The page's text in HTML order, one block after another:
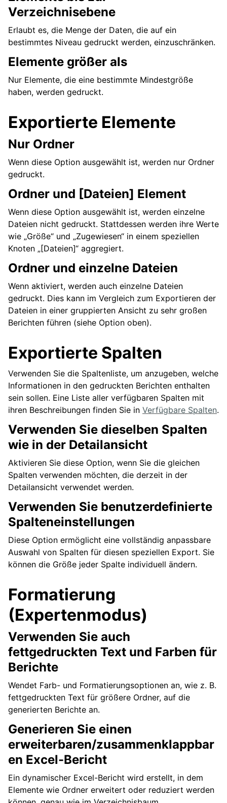
Verzeichnisebene
Erlaubt es, die Menge der Daten, die auf ein
bestimmtes Niveau gedruckt werden, einzuschränken.
Elemente größer als
Nur Elemente, die eine bestimmte Mindestgröße
haben, werden gedruckt.
Exportierte Elemente
Nur Ordner
Wenn diese Option ausgewählt ist, werden nur Ordner
gedruckt.
Ordner und [Dateien] Element
Wenn diese Option ausgewählt ist, werden einzelne
Dateien nicht gedruckt. Stattdessen werden ihre Werte
wie „Größe“ und „Zugewiesen“ in einem speziellen
Knoten „[Dateien]“ aggregiert.
Ordner und einzelne Dateien
Wenn aktiviert, werden auch einzelne Dateien
gedruckt. Dies kann im Vergleich zum Exportieren der
Dateien in einer gruppierten Ansicht zu sehr großen
Berichten führen (siehe Option oben).
Exportierte Spalten
Verwenden Sie die Spaltenliste, um anzugeben, welche
Informationen in den gedruckten Berichten enthalten
sein sollen. Eine Liste aller verfügbaren Spalten mit
ihren Beschreibungen finden Sie in Verfügbare Spalten.
Verwenden Sie dieselben Spalten
wie in der Detailansicht
Aktivieren Sie diese Option, wenn Sie die gleichen
Spalten verwenden möchten, die derzeit in der
Detailansicht verwendet werden.
Verwenden Sie benutzerdefinierte
Spalteneinstellungen
Diese Option ermöglicht eine vollständig anpassbare
Auswahl von Spalten für diesen speziellen Export. Sie
können die Größe jeder Spalte individuell ändern.
Formatierung
(Expertenmodus)
Verwenden Sie auch
fettgedruckten Text und Farben für
Berichte
Wendet Farb- und Formatierungsoptionen an, wie z. B.
fettgedruckten Text für größere Ordner, auf die
generierten Berichte an.
Generieren Sie einen
erweiterbaren/zusammenklappbar
en Excel-Bericht
Ein dynamischer Excel-Bericht wird erstellt, in dem
Elemente wie Ordner erweitert oder reduziert werden